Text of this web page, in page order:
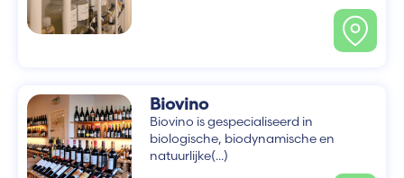
Biovino
Biovino is gespecialiseerd in
biologische, biodynamische en
natuurlijke(...)